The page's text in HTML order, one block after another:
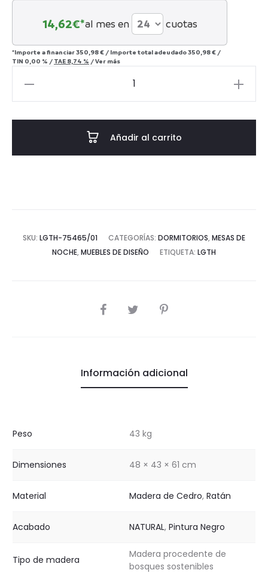
14,62€*al mes en cuotas
*Importe a financiar350,98 € / Importe total adeudado350,98 € /
TIN 0,00 % / TAE 8,74 % /Ver más
Añadir al carrito
SKU: LGTH-75465/01 CATEGORÍAS: DORMITORIOS, MESAS DE
NOCHE, MUEBLES DE DISEÑO ETIQUETA: LGTH
COMPARTIR
Información adicional
Peso 43 kg
Dimensiones 48 × 43 × 61 cm
Material Madera de Cedro, Ratán
Acabado NATURAL, Pintura Negro
Tipo de madera
Madera procedente de
bosques sostenibles